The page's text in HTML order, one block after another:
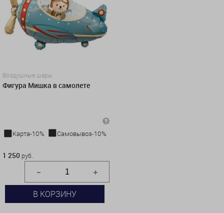
Воздушные шары
Фигура Мишка в самолете
Карта-10%
Самовывоз-10%
1 250 руб.
В КОРЗИНУ